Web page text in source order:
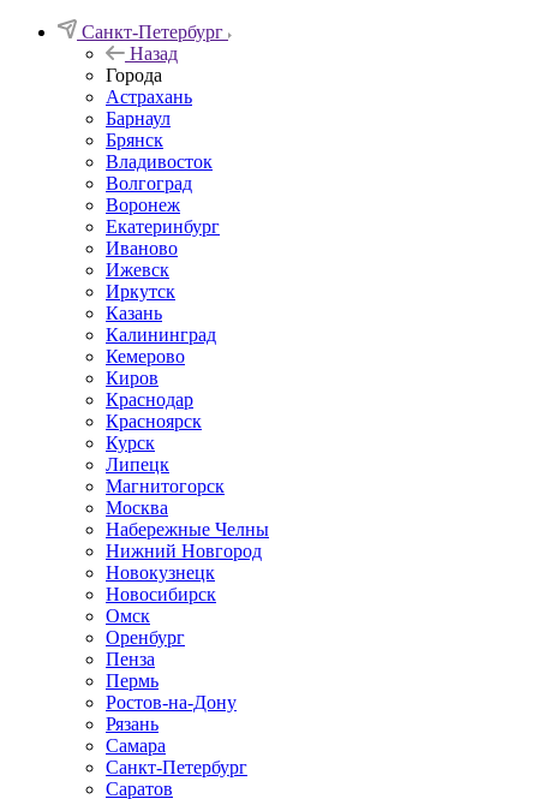
Санкт-Петербург
Назад
Города
Астрахань
Барнаул
Брянск
Владивосток
Волгоград
Воронеж
Екатеринбург
Иваново
Ижевск
Иркутск
Казань
Калининград
Кемерово
Киров
Краснодар
Красноярск
Курск
Липецк
Магнитогорск
Москва
Набережные Челны
Нижний Новгород
Новокузнецк
Новосибирск
Омск
Оренбург
Пенза
Пермь
Ростов-на-Дону
Рязань
Самара
Санкт-Петербург
Саратов